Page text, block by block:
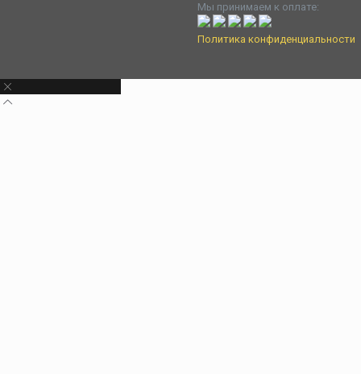
Мы принимаем к оплате:
Политика конфиденциальности